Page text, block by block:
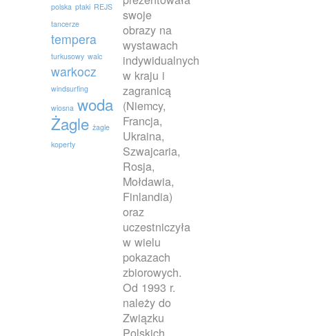
polska ptaki REJS
tancerze
tempera
turkusowy walc
warkocz
windsurfing
wiosna woda
Żagle żagle
koperty
swoje
obrazy na
wystawach
indywidualnych
w kraju i
zagranicą
(Niemcy,
Francja,
Ukraina,
Szwajcaria,
Rosja,
Mołdawia,
Finlandia)
oraz
uczestniczyła
w wielu
pokazach
zbiorowych.
Od 1993 r.
należy do
Związku
Polskich